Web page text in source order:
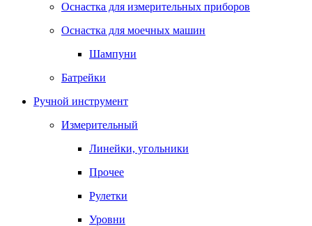
Оснастка для измерительных приборов
Оснастка для моечных машин
Шампуни
Батрейки
Ручной инструмент
Измерительный
Линейки, угольники
Прочее
Рулетки
Уровни